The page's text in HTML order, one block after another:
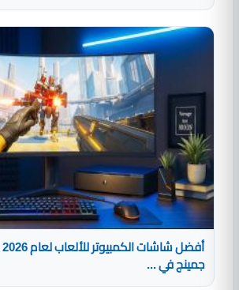
جمينج في ...